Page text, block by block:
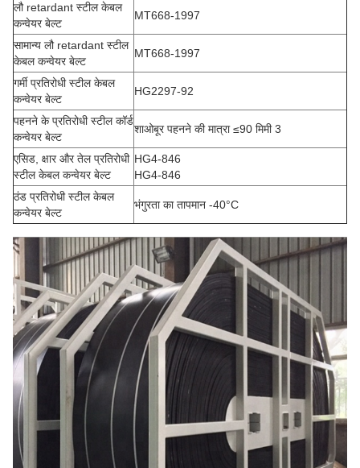
लौ retardant स्टील केबल
कन्वेयर बेल्ट
MT668-1997
सामान्य लौ retardant स्टील
केबल कन्वेयर बेल्ट
MT668-1997
गर्मी प्रतिरोधी स्टील केबल
कन्वेयर बेल्ट
HG2297-92
पहनने के प्रतिरोधी स्टील कॉर्ड
कन्वेयर बेल्ट
शाओबूर पहनने की मात्रा ≤90 मिमी 3
एसिड, क्षार और तेल प्रतिरोधी
स्टील केबल कन्वेयर बेल्ट
HG4-846
HG4-846
ठंड प्रतिरोधी स्टील केबल
कन्वेयर बेल्ट
भंगुरता का तापमान -40°C